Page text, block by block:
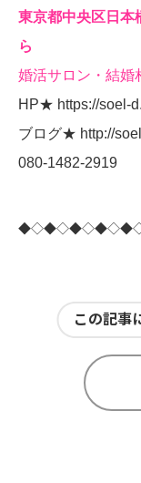
東京都中央区日本
ら
婚活サロン・結婚
HP★ https://soel-
ブログ★ http://
080-1482-2919
この記事